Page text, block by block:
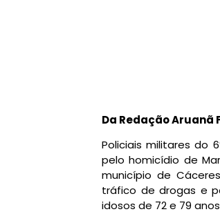
Da Redação Aruanã
Policiais militares do
pelo homicídio de
município de
tráfico de drogas e
idosos de 72 e 79